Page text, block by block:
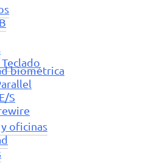
oficinas
biométrica
S